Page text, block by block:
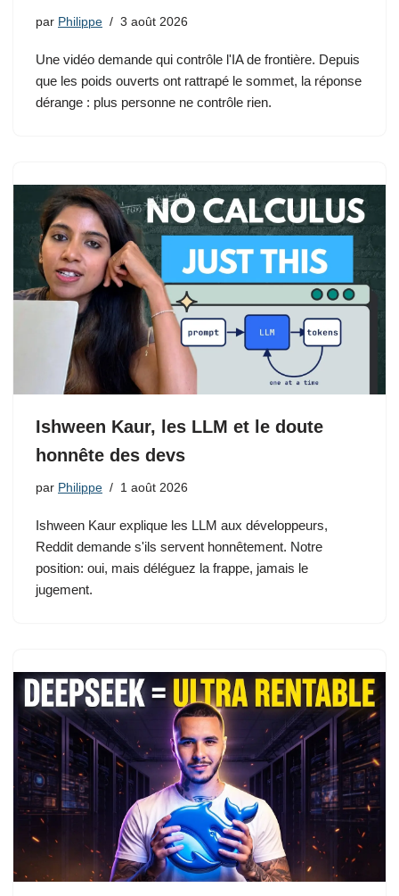
par Philippe 3 août 2026
Une vidéo demande qui contrôle l'IA de frontière. Depuis
que les poids ouverts ont rattrapé le sommet, la réponse
dérange : plus personne ne contrôle rien.
Ishween Kaur, les LLM et le doute
honnête des devs
par Philippe 1 août 2026
Ishween Kaur explique les LLM aux développeurs,
Reddit demande s'ils servent honnêtement. Notre
position: oui, mais déléguez la frappe, jamais le
jugement.